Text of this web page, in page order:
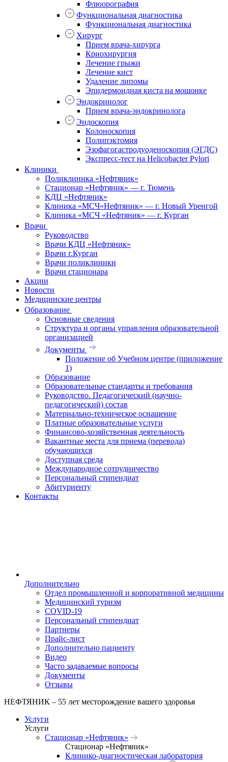
Флюорография
Функциональная диагностика
Функциональная диагностика
Хирург
Прием врача-хирурга
Криохирургия
Лечение грыжи
Лечение кист
Удаление липомы
Эпидермоидная киста на мошонке
Эндокринолог
Прием врача-эндокринолога
Эндоскопия
Колоноскопия
Полипэктомия
Эзофагогастродуоденоскопия (ЭГДС)
Экспресс-тест на Helicobacter Pylori
Клиники
Поликлиника «Нефтяник»
Стационар «Нефтяник» — г. Тюмень
КДЦ «Нефтяник»
Клиника «МСЧ«Нефтяник» — г. Новый Уренгой
Клиника «МСЧ «Нефтяник» — г. Курган
Врачи
Руководство
Врачи КДЦ «Нефтяник»
Врачи г.Курган
Врачи поликлиники
Врачи стационара
Акции
Новости
Медицинские центры
Образование
Основные сведения
Структура и органы управления образовательной
организацией
Документы
Положение об Учебном центре (приложение
1)
Образование
Образовательные стандарты и требования
Руководство. Педагогический (научно-
педагогический) состав
Материально-техническое оснащение
Платные образовательные услуги
Финансово-хозяйственная деятельность
Вакантные места для приема (перевода)
обучающихся
Доступная среда
Международное сотрудничество
Персональный стипендиат
Абитуриенту
Контакты
Дополнительно
Отдел промышленной и корпоративной медицины
Медицинский туризм
COVID-19
Персональный стипендиат
Партнеры
Прайс-лист
Дополнительно пациенту
Видео
Часто задаваемые вопросы
Документы
Отзывы
НЕФТЯНИК – 55 лет месторождение вашего здоровья
Услуги
Услуги
Стационар «Нефтяник»
Стационар «Нефтяник»
Клинико-диагностическая лаборатория